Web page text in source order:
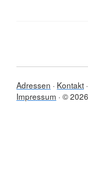
Adressen Kontakt
Impressum ©